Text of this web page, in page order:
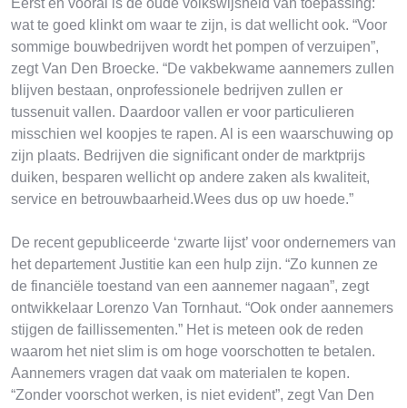
Eerst en vooral is de oude volkswijsheid van toepassing:
wat te goed klinkt om waar te zijn, is dat wellicht ook. “Voor
sommige bouwbedrijven wordt het pompen of verzuipen”,
zegt Van Den Broecke. “De vakbekwame aannemers zullen
blijven bestaan, onprofessionele bedrijven zullen er
tussenuit vallen. Daardoor vallen er voor particulieren
misschien wel koopjes te rapen. Al is een waarschuwing op
zijn plaats. Bedrijven die significant onder de marktprijs
duiken, besparen wellicht op andere zaken als kwaliteit,
service en betrouwbaarheid.Wees dus op uw hoede.”
De recent gepubliceerde ‘zwarte lijst’ voor ondernemers van
het departement Justitie kan een hulp zijn. “Zo kunnen ze
de financiële toestand van een aannemer nagaan”, zegt
ontwikkelaar Lorenzo Van Tornhaut. “Ook onder aannemers
stijgen de faillissementen.” Het is meteen ook de reden
waarom het niet slim is om hoge voorschotten te betalen.
Aannemers vragen dat vaak om materialen te kopen.
“Zonder voorschot werken, is niet evident”, zegt Van Den